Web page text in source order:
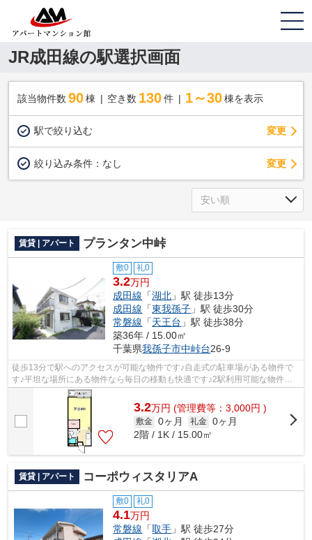
JR成田線の駅選択画面
該当物件数 90棟 空き数 130 件 1～30 棟を表示
駅で絞り込む 変更
絞り込み条件： なし 変更
賃貸 | アパート プランタン中峠
敷0 礼0
3.2万円
成田線 「湖北 」駅 徒歩13分
成田線 「東我孫子 」駅 徒歩30分
常磐線 「天王台 」駅 徒歩38分
築36年 / 15.00㎡
千葉県我孫子市中峠台26‐9
徒歩13分で駅へのアクセスが可能な物件です♪自走式の駐車場がある物件で
す♪平坦な場所にある物件なら毎日の移動も快適です♪2駅利用可能な物件で
移動範囲が広がります♪気になる情報を見...
3.2万円 (管理費等：3,000円 )
敷金 0ヶ月 礼金 0ヶ月
2階 / 1K / 15.00㎡
賃貸 | アパート コーポウィスタリアA
敷0 礼0
4.1万円
常磐線 「取手 」駅 徒歩27分